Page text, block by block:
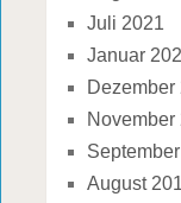
Juli 2021
Januar
Dezember
November
August